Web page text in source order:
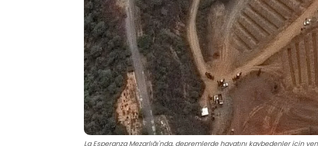
La Esperanza Mezarlığı'nda, depremlerde hayatını kaybedenler için